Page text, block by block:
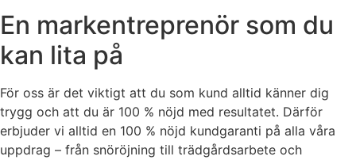
En markentreprenör som du
kan lita på
För oss är det viktigt att du som kund alltid känner dig
trygg och att du är 100 % nöjd med resultatet. Därför
erbjuder vi alltid en 100 % nöjd kundgaranti på alla våra
uppdrag – från snöröjning till trädgårdsarbete och